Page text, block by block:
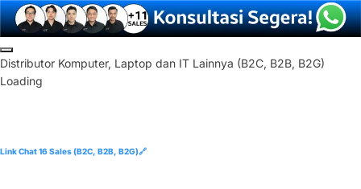
Distributor Komputer, Laptop dan IT Lainnya (B2C, B2B, B2G)
Loading
Link Chat 16 Sales (B2C, B2B, B2G)🔗